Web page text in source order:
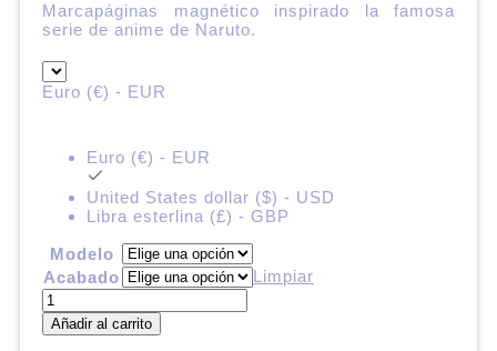
Marcapáginas magnético inspirado la famosa
serie de anime de Naruto.
Euro (€) - EUR
Euro (€) - EUR
United States dollar ($) - USD
Libra esterlina (£) - GBP
Modelo
Acabado
Limpiar
Marcapáginas
magnético
Naruto
Añadir al carrito